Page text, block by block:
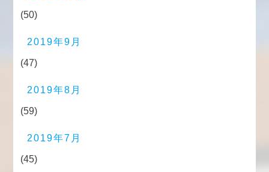
(50)
2019年9月
(47)
2019年8月
(59)
2019年7月
(45)